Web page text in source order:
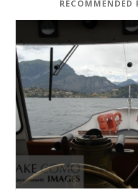
RECOMMENDED